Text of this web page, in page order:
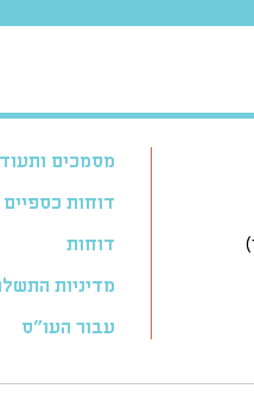
מסמכים
דוחות כספיים
דוחות
מדיניות
עבור העו״ס